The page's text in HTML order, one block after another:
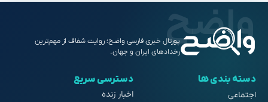
پورتال خبری فارسی واضح؛ روایت شفاف از مهم‌ترین
رخدادهای ایران و جهان.
دسته بندی ها
اجتماعی
دسترسی سریع
اخبار زنده